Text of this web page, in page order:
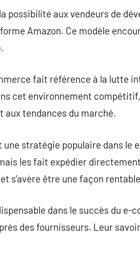
possibilité aux vendeurs de
Amazon. Ce modèle
fait référence à la lutte
cet environnement
aux tendances du marché.
stratégie populaire dans le
les fait expédier
s’avère être une façon
dans le succès du
des fournisseurs. Leur